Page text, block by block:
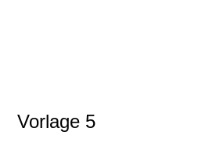
Vorlage 5